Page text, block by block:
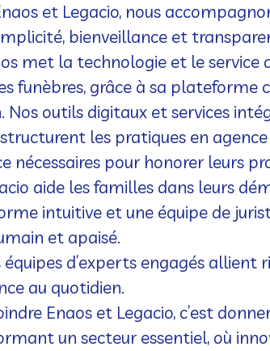
et Legacio, nous
bienveillance et
met la technologie et le service
funèbres, grâce à sa plateforme
Nos outils digitaux et services
structurent les pratiques en
nécessaires pour honorer leurs
aide les familles dans leurs
intuitive et une équipe de
et apaisé.
équipes d’experts engagés allient
au quotidien.
Enaos et Legacio, c’est
un secteur essentiel, où